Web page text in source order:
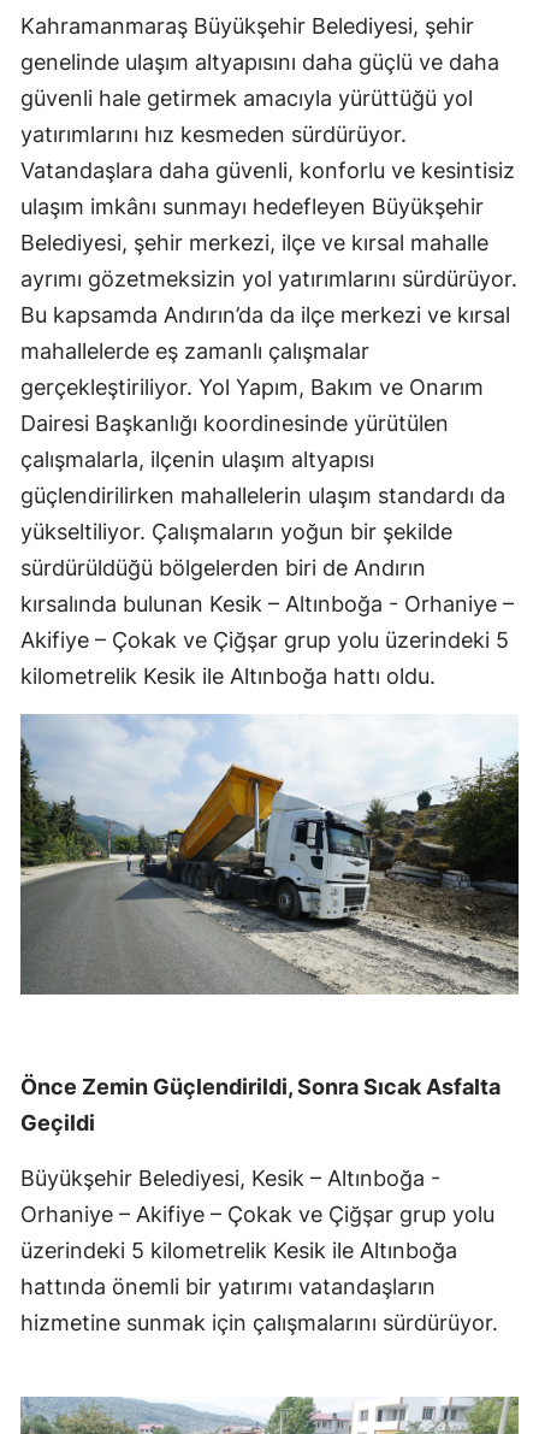
Kahramanmaraş Büyükşehir Belediyesi, şehir
genelinde ulaşım altyapısını daha güçlü ve daha
güvenli hale getirmek amacıyla yürüttüğü yol
yatırımlarını hız kesmeden sürdürüyor.
Vatandaşlara daha güvenli, konforlu ve kesintisiz
ulaşım imkânı sunmayı hedefleyen Büyükşehir
Belediyesi, şehir merkezi, ilçe ve kırsal mahalle
ayrımı gözetmeksizin yol yatırımlarını sürdürüyor.
Bu kapsamda Andırın’da da ilçe merkezi ve kırsal
mahallelerde eş zamanlı çalışmalar
gerçekleştiriliyor. Yol Yapım, Bakım ve Onarım
Dairesi Başkanlığı koordinesinde yürütülen
çalışmalarla, ilçenin ulaşım altyapısı
güçlendirilirken mahallelerin ulaşım standardı da
yükseltiliyor. Çalışmaların yoğun bir şekilde
sürdürüldüğü bölgelerden biri de Andırın
kırsalında bulunan Kesik – Altınboğa - Orhaniye –
Akifiye – Çokak ve Çiğşar grup yolu üzerindeki 5
kilometrelik Kesik ile Altınboğa hattı oldu.
Önce Zemin Güçlendirildi, Sonra Sıcak Asfalta
Geçildi
Büyükşehir Belediyesi, Kesik – Altınboğa -
Orhaniye – Akifiye – Çokak ve Çiğşar grup yolu
üzerindeki 5 kilometrelik Kesik ile Altınboğa
hattında önemli bir yatırımı vatandaşların
hizmetine sunmak için çalışmalarını sürdürüyor.